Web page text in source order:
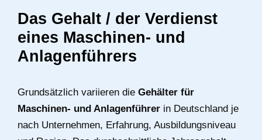
Das Gehalt / der Verdienst
eines Maschinen- und
Anlagenführers
Grundsätzlich variieren die Gehälter für
Maschinen- und Anlagenführer in Deutschland je
nach Unternehmen, Erfahrung, Ausbildungsniveau